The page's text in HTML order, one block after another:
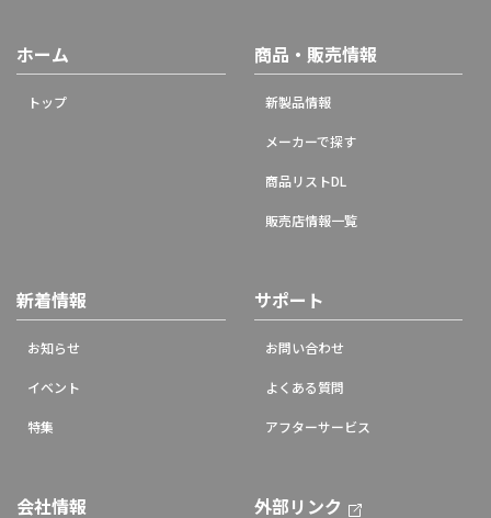
ホーム
トップ
商品・販売情報
新製品情報
メーカーで探す
商品リストDL
販売店情報一覧
新着情報
お知らせ
イベント
特集
サポート
お問い合わせ
よくある質問
アフターサービス
会社情報 外部リンク